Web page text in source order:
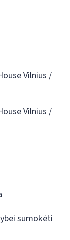
Vilnius /
Vilnius /
sumokėti